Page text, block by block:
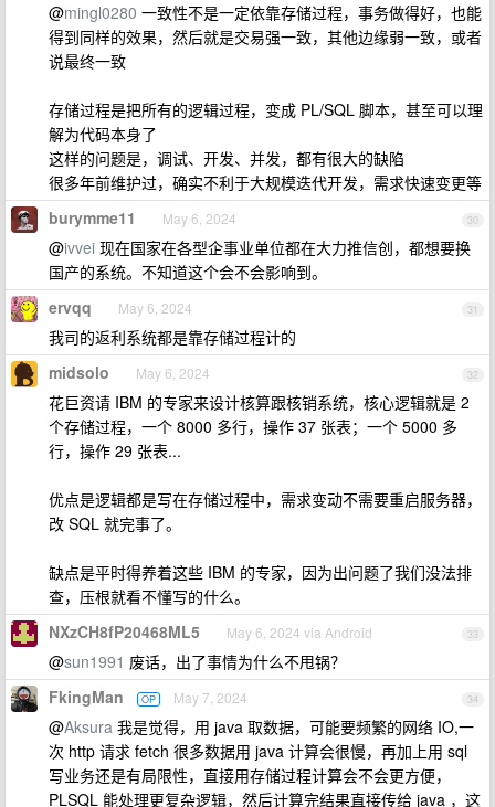
@mingl0280 一致性不是一定依靠存储过程，事务做得好，也能
得到同样的效果，然后就是交易强一致，其他边缘弱一致，或者
说最终一致
存储过程是把所有的逻辑过程，变成 PL/SQL 脚本，甚至可以理
解为代码本身了
这样的问题是，调试、开发、并发，都有很大的缺陷
很多年前维护过，确实不利于大规模迭代开发，需求快速变更等
30
burymme11 May 6, 2024
@ivvei 现在国家在各型企事业单位都在大力推信创，都想要换
国产的系统。不知道这个会不会影响到。
31
ervqq May 6, 2024
我司的返利系统都是靠存储过程计的
32
midsolo May 6, 2024
花巨资请 IBM 的专家来设计核算跟核销系统，核心逻辑就是 2
个存储过程，一个 8000 多行，操作 37 张表；一个 5000 多
行，操作 29 张表...
优点是逻辑都是写在存储过程中，需求变动不需要重启服务器，
改 SQL 就完事了。
缺点是平时得养着这些 IBM 的专家，因为出问题了我们没法排
查，压根就看不懂写的什么。
33
NXzCH8fP20468ML5 May 6, 2024 via Android
@sun1991 废话，出了事情为什么不甩锅？
34
FkingMan OP May 7, 2024
@Aksura 我是觉得，用 java 取数据，可能要频繁的网络 IO,一
次 http 请求 fetch 很多数据用 java 计算会很慢，再加上用 sql
写业务还是有局限性，直接用存储过程计算会不会更方便，
PLSQL 能处理更复杂逻辑，然后计算完结果直接传给 java ，这